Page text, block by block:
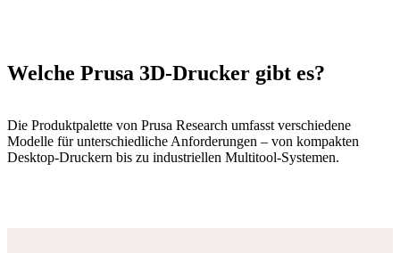
Welche Prusa 3D-Drucker gibt es?
Die Produktpalette von Prusa Research umfasst verschiedene
Modelle für unterschiedliche Anforderungen – von kompakten
Desktop-Druckern bis zu industriellen Multitool-Systemen.